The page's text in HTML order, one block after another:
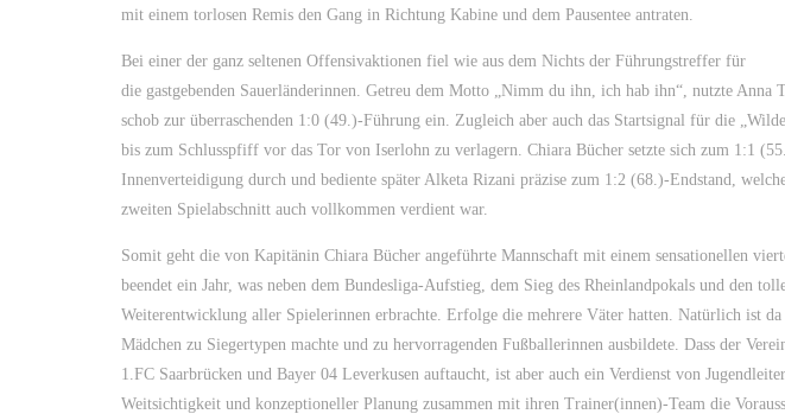
mit einem torlosen Remis den Gang in Richtung Kabine und dem Pausentee antraten.
Bei einer der ganz seltenen Offensivaktionen fiel wie aus dem Nichts der Führungstreffer für
die gastgebenden Sauerländerinnen. Getreu dem Motto „Nimm du ihn, ich hab ihn“, nutzte Anna
schob zur überraschenden 1:0 (49.)-Führung ein. Zugleich aber auch das Startsignal für die
bis zum Schlusspfiff vor das Tor von Iserlohn zu verlagern. Chiara Bücher setzte sich zum 1:1
Innenverteidigung durch und bediente später Alketa Rizani präzise zum 1:2 (68.)-Endstand,
zweiten Spielabschnitt auch vollkommen verdient war.
Somit geht die von Kapitänin Chiara Bücher angeführte Mannschaft mit einem sensationellen
beendet ein Jahr, was neben dem Bundesliga-Aufstieg, dem Sieg des Rheinlandpokals und den
Weiterentwicklung aller Spielerinnen erbrachte. Erfolge die mehrere Väter hatten. Natürlich ist
Mädchen zu Siegertypen machte und zu hervorragenden Fußballerinnen ausbildete. Dass der
1.FC Saarbrücken und Bayer 04 Leverkusen auftaucht, ist aber auch ein Verdienst von
Weitsichtigkeit und konzeptioneller Planung zusammen mit ihren Trainer(innen)-Team die